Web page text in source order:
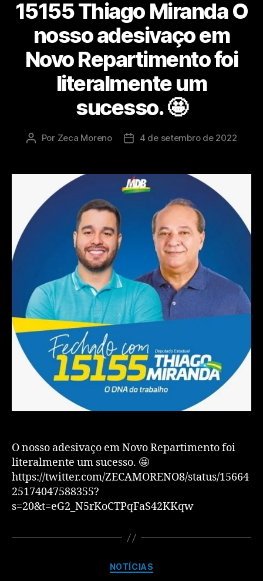
15155 Thiago Miranda O
nosso adesivaço em
Novo Repartimento foi
literalmente um
sucesso. 🤩
Por Zeca Moreno 4 de setembro de 2022
O nosso adesivaço em Novo Repartimento foi
literalmente um sucesso. 🤩
https://twitter.com/ZECAMORENO8/status/15664
25174047588355?
s=20&t=eG2_N5rKoCTPqFaS42KKqw
NOTÍCIAS